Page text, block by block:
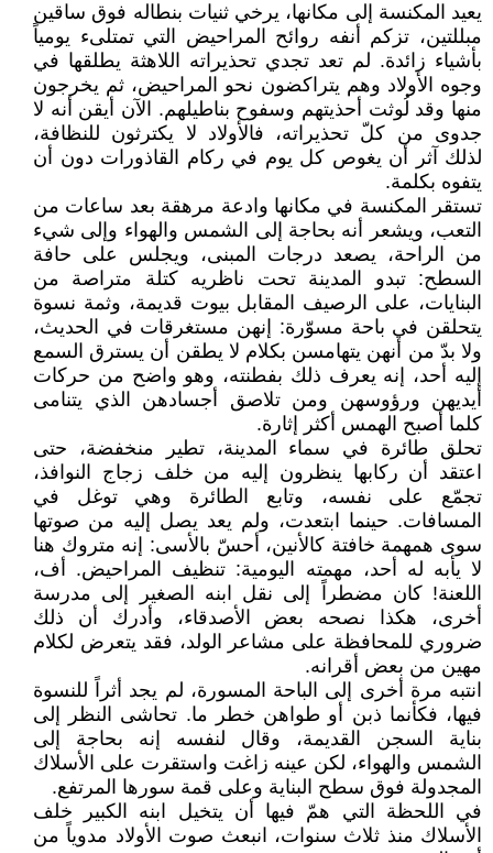
يعيد المكنسة إلى مكانها، يرخي ثنيات بنطاله فوق ساقين
مبللتين، تزكم أنفه روائح المراحيض التي تمتلىء يومياً
بأشياء زائدة. لم تعد تجدي تحذيراته اللاهثة يطلقها في
وجوه الأولاد وهم يتراكضون نحو المراحيض، ثم يخرجون
منها وقد لُوثت أحذيتهم وسفوح بناطيلهم. الآن أيقن أنه لا
جدوى من كلّ تحذيراته، فالأولاد لا يكترثون للنظافة،
لذلك آثر أن يغوص كل يوم في ركام القاذورات دون أن
يتفوه بكلمة.
تستقر المكنسة في مكانها وادعة مرهقة بعد ساعات من
التعب، ويشعر أنه بحاجة إلى الشمس والهواء وإلى شيء
من الراحة، يصعد درجات المبنى، ويجلس على حافة
السطح: تبدو المدينة تحت ناظريه كتلة متراصة من
البنايات، على الرصيف المقابل بيوت قديمة، وثمة نسوة
يتحلقن في باحة مسوّرة: إنهن مستغرقات في الحديث،
ولا بدّ من أنهن يتهامسن بكلام لا يطقن أن يسترق السمع
إليه أحد، إنه يعرف ذلك بفطنته، وهو واضح من حركات
أيديهن ورؤوسهن ومن تلاصق أجسادهن الذي يتنامى
كلما أصبح الهمس أكثر إثارة.
تحلق طائرة في سماء المدينة، تطير منخفضة، حتى
اعتقد أن ركابها ينظرون إليه من خلف زجاج النوافذ،
تجمّع على نفسه، وتابع الطائرة وهي توغل في
المسافات. حينما ابتعدت، ولم يعد يصل إليه من صوتها
سوى همهمة خافتة كالأنين، أحسّ بالأسى: إنه متروك هنا
لا يأبه له أحد، مهمته اليومية: تنظيف المراحيض. أف،
اللعنة! كان مضطراً إلى نقل ابنه الصغير إلى مدرسة
أخرى، هكذا نصحه بعض الأصدقاء، وأدرك أن ذلك
ضروري للمحافظة على مشاعر الولد، فقد يتعرض لكلام
مهين من بعض أقرانه.
انتبه مرة أخرى إلى الباحة المسورة، لم يجد أثراً للنسوة
فيها، فكأنما ذبن أو طواهن خطر ما. تحاشى النظر إلى
بناية السجن القديمة، وقال لنفسه إنه بحاجة إلى
الشمس والهواء، لكن عينه زاغت واستقرت على الأسلاك
المجدولة فوق سطح البناية وعلى قمة سورها المرتفع.
في اللحظة التي همّ فيها أن يتخيل ابنه الكبير خلف
الأسلاك منذ ثلاث سنوات، انبعث صوت الأولاد مدوياً من